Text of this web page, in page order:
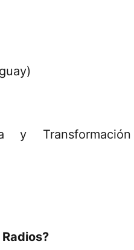
y Transformación